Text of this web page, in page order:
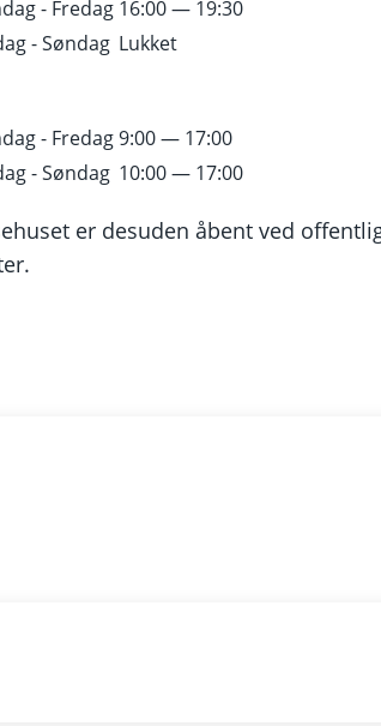
- Fredag 16:00 — 19:30
- Søndag Lukket
- Fredag9:00 — 17:00
- Søndag 10:00 — 17:00
er desuden åbent ved